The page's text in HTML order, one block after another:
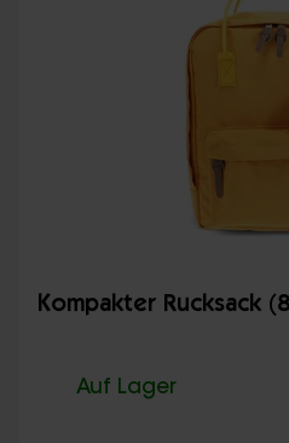
Kompakter Rucksack
Auf Lager